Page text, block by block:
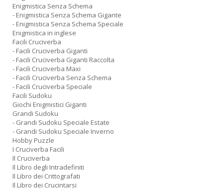
Enigmistica Senza Schema
- Enigmistica Senza Schema Gigante
- Enigmistica Senza Schema Speciale
Enigmistica in inglese
Facili Cruciverba
- Facili Cruciverba Giganti
- Facili Cruciverba Giganti Raccolta
- Facili Cruciverba Maxi
- Facili Cruciverba Senza Schema
- Facili Cruciverba Speciale
Facili Sudoku
Giochi Enigmistici Giganti
Grandi Sudoku
- Grandi Sudoku Speciale Estate
- Grandi Sudoku Speciale Inverno
Hobby Puzzle
I Cruciverba Facili
Il Cruciverba
Il Libro degli Intradefiniti
Il Libro dei Crittografati
Il Libro dei Crucintarsi